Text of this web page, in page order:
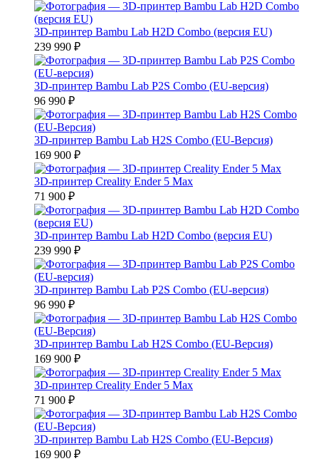
3D-принтер Bambu Lab H2D Combo (версия EU)
239 990 ₽
3D-принтер Bambu Lab P2S Combo (EU-версия)
96 990 ₽
3D-принтер Bambu Lab H2S Combo (EU-Версия)
169 900 ₽
3D-принтер Creality Ender 5 Max
71 900 ₽
3D-принтер Bambu Lab H2D Combo (версия EU)
239 990 ₽
3D-принтер Bambu Lab P2S Combo (EU-версия)
96 990 ₽
3D-принтер Bambu Lab H2S Combo (EU-Версия)
169 900 ₽
3D-принтер Creality Ender 5 Max
71 900 ₽
3D-принтер Bambu Lab H2S Combo (EU-Версия)
169 900 ₽